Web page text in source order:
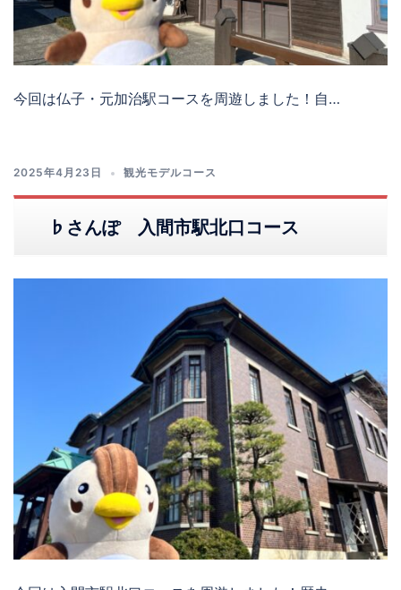
今回は仏子・元加治駅コースを周遊しました！自…
2025年4月23日 観光モデルコース
♭さんぽ 入間市駅北口コース